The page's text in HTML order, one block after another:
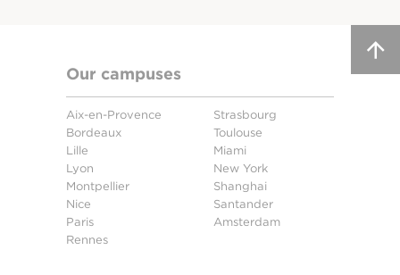
Our campuses
Aix-en-Provence
Bordeaux
Lille
Lyon
Montpellier
Nice
Paris
Rennes
Strasbourg
Toulouse
Miami
New York
Shanghai
Santander
Amsterdam